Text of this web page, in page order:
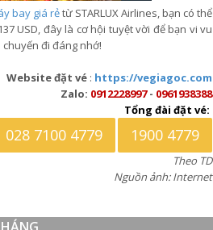
bay giá rẻtừ STARLUX Airlines, bạn có thể
USD, đây là cơ hội tuyệt vời để bạn vi vu
đi đáng nhớ!
Website đặt vé : https://vegiagoc.com
Zalo: 0912228997- 0961938388
Tổng đài đặt vé:
028 7100 4779 1900 4779
Theo TD
Nguồn ảnh: Internet